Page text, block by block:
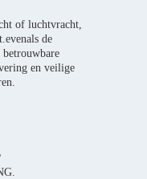
of luchtvracht,
de
betrouwbare
en veilige